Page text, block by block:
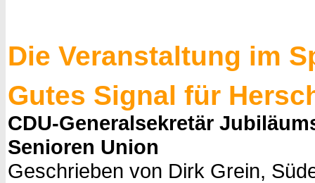
Die Veranstaltung im
Gutes Signal für
CDU-Generalsekretär
Senioren Union
Geschrieben von Dirk Grein,